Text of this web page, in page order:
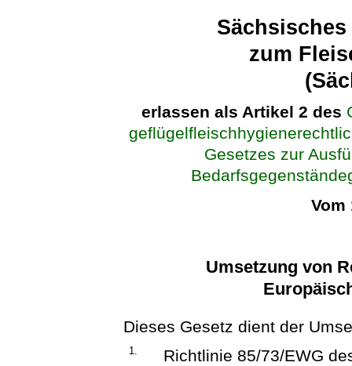
zum
erlassen als Artikel 2 des
Gesetzes zur
Vom
Umsetzung von
Dieses Gesetz dient der
1.
Richtlinie 85/73/EWG